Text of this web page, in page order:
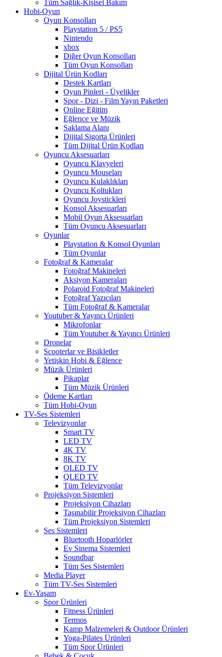
Tüm Sağlık-Kişisel Bakım
Hobi-Oyun
Oyun Konsolları
Playstation 5 / PS5
Nintendo
xbox
Diğer Oyun Konsolları
Tüm Oyun Konsolları
Dijital Ürün Kodları
Destek Kartları
Oyun Pinleri - Üyelikler
Spor - Dizi - Film Yayın Paketleri
Online Eğitim
Eğlence ve Müzik
Saklama Alanı
Dijital Sigorta Ürünleri
Tüm Dijital Ürün Kodları
Oyuncu Aksesuarları
Oyuncu Klavyeleri
Oyuncu Mouseları
Oyuncu Kulaklıkları
Oyuncu Koltukları
Oyuncu Joystickleri
Konsol Aksesuarları
Mobil Oyun Aksesuarları
Tüm Oyuncu Aksesuarları
Oyunlar
Playstation & Konsol Oyunları
Tüm Oyunlar
Fotoğraf & Kameralar
Fotoğraf Makineleri
Aksiyon Kameraları
Polaroid Fotoğraf Makineleri
Fotoğraf Yazıcıları
Tüm Fotoğraf & Kameralar
Youtuber & Yayıncı Ürünleri
Mikrofonlar
Tüm Youtuber & Yayıncı Ürünleri
Dronelar
Scooterlar ve Bisikletler
Yetişkin Hobi & Eğlence
Müzik Ürünleri
Pikaplar
Tüm Müzik Ürünleri
Ödeme Kartları
Tüm Hobi-Oyun
TV-Ses Sistemleri
Televizyonlar
Smart TV
LED TV
4K TV
8K TV
OLED TV
QLED TV
Tüm Televizyonlar
Projeksiyon Sistemleri
Projeksiyon Cihazları
Taşınabilir Projeksiyon Cihazları
Tüm Projeksiyon Sistemleri
Ses Sistemleri
Bluetooth Hoparlörler
Ev Sinema Sistemleri
Soundbar
Tüm Ses Sistemleri
Media Player
Tüm TV-Ses Sistemleri
Ev-Yaşam
Spor Ürünleri
Fitness Ürünleri
Termos
Kamp Malzemeleri & Outdoor Ürünleri
Yoga-Pilates Ürünleri
Tüm Spor Ürünleri